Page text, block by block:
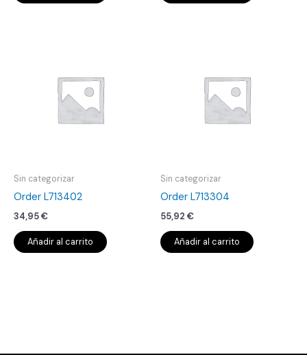
Sin categorizar
Order L713402
34,95€
Añadir al carrito
Sin categorizar
Order L713304
55,92 €
Añadir al carrito